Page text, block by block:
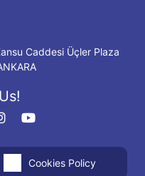
Caddesi Üçler Plaza
Cookies Policy